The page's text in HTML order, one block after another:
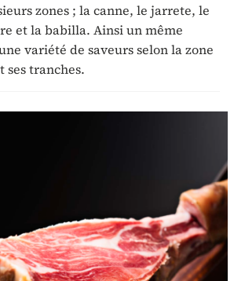
zones ; la canne, le jarrete, le
et la babilla. Ainsi un même
variété de saveurs selon la zone
ses tranches.